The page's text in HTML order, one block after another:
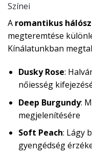
Színei
A romantikus
megteremtése
Kínálatunkban
Dusky Rose:
nőiesség
Deep Burgundy:
megjelenítésére
Soft Peach: Lágy
gyengédség